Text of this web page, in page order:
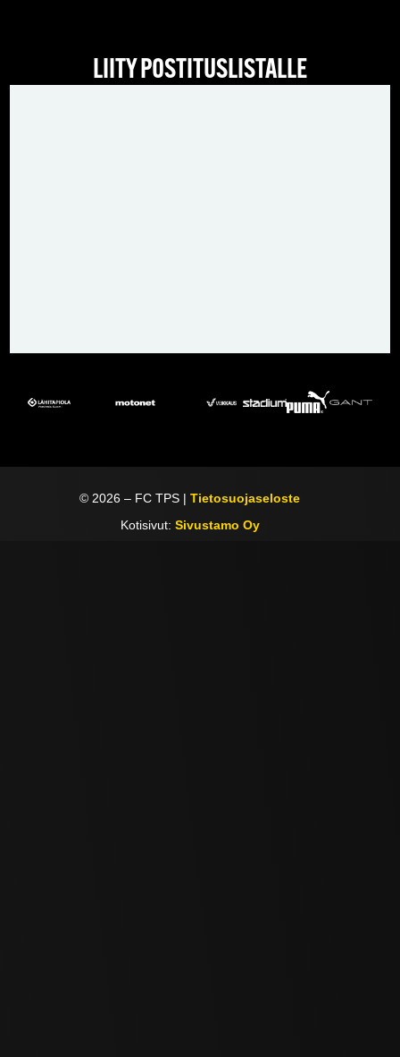
LIITY POSTITUSLISTALLE
© 2026 – FC TPS |Tietosuojaseloste
Kotisivut: Sivustamo Oy